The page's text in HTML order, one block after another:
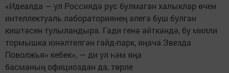
«Идеалда — ул Россиядә рус булмаган халыклар өчен
интеллектуаль лабораториянең әлегә буш булган
киштәсен тулыландыра. Гади генә әйткәндә, бу милли
тормышка юнәлтелгән гайд-парк, яңача Звезда
Поволжья» кебек», — ди ул һәм яңа
басманың официоздан да, төрле